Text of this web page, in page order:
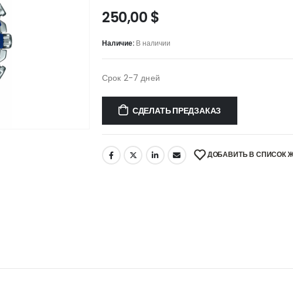
250,00 $
Наличие: В наличии
Срок 2-7 дней
СДЕЛАТЬ ПРЕДЗАКАЗ
ДОБАВИТЬ В СПИСОК